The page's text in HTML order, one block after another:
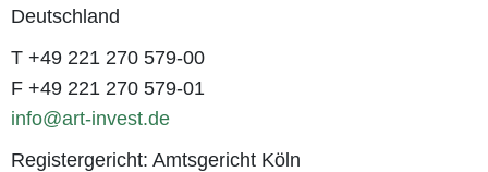
Deutschland
T +49 221 270 579-00
F +49 221 270 579-01
info@art-invest.de
Registergericht: Amtsgericht Köln